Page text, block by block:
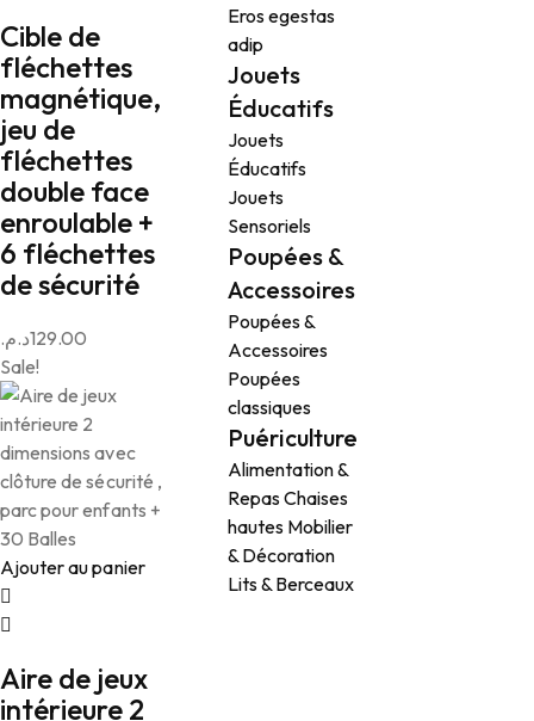
Cible de
fléchettes
magnétique,
jeu de
fléchettes
double face
enroulable +
6 fléchettes
de sécurité
129.00د.م.
Sale!
Ajouter au panier
Aire de jeux
intérieure 2
Eros egestas
adip
Jouets
Éducatifs
Jouets
Éducatifs
Jouets
Sensoriels
Poupées &
Accessoires
Poupées &
Accessoires
Poupées
classiques
Puériculture
Alimentation &
RepasChaises
hautes Mobilier
& Décoration
Lits & Berceaux